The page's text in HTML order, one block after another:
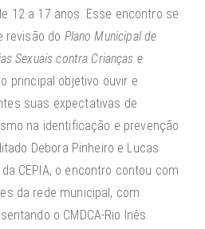
12 a 17 anos. Esse encontro se
revisão do Plano Municipal de
Sexuais contra Crianças e
principal objetivo ouvir e
suas expectativas de
na identificação e prevenção
Debora Pinheiro e Lucas
CEPIA, o encontro contou com
da rede municipal, com
o CMDCA-Rio Inês